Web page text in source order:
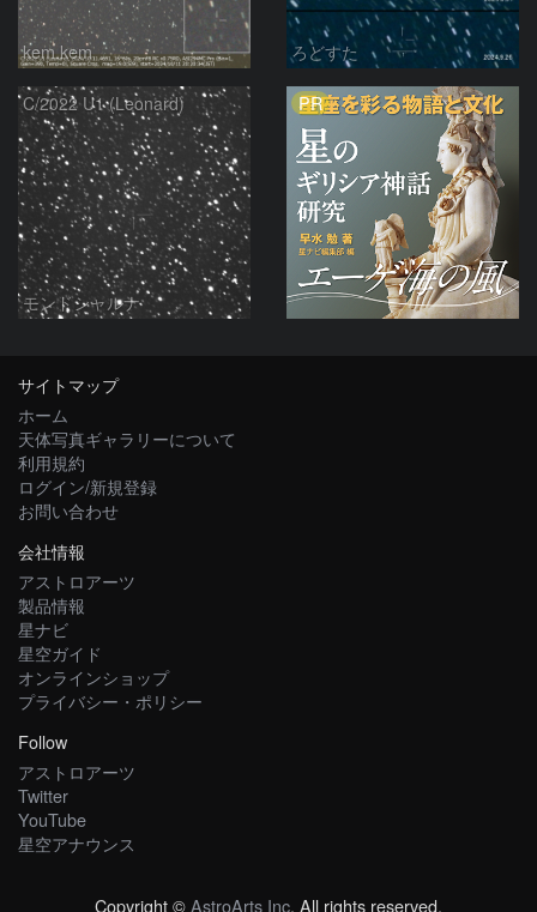
kem.kem ろどすた
C/2022 U1 (Leonard)
モンドシャルナ
PR
サイトマップ
ホーム
天体写真ギャラリーについて
利用規約
ログイン/新規登録
お問い合わせ
会社情報
アストロアーツ
製品情報
星ナビ
星空ガイド
オンラインショップ
プライバシー・ポリシー
Follow
アストロアーツ
Twitter
YouTube
星空アナウンス
Copyright ©AstroArts Inc. All rights reserved.